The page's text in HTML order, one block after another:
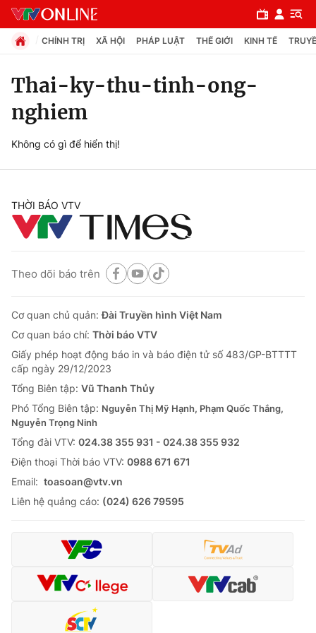
Chuyên mục
Chính trị
Pháp luật
Tin tức
Thế giới đó đây
Câu chuyện quốc tế
Kinh tế
Tài chính
Thị trường
Góc doanh nghiệp
Dữ liệu và đời sống
Truyền hình
Phim VTV
Hậu trường
Giải trí
Điện ảnh
Đời sống
Chất lượng cuộc sống
Giáo dục
Tuyển sinh
Học trực tuyến
Công nghệ
Hitech Công nghệ tương lai
CHÍNH TRỊ XÃ HỘI PHÁP LUẬT THẾ GIỚI KINH TẾ
Thai-ky-thu-tinh-ong-
nghiem
Không có gì để hiển thị!
THỜI BÁO VTV
Theo dõi báo trên
Cơ quan chủ quản:Đài Truyền hình Việt Nam
Cơ quan báo chí: Thời báo VTV
Giấy phép hoạt động báo in và báo điện tử số 483/GP-BTTTT
cấp ngày 29/12/2023
Tổng Biên tập: Vũ Thanh Thủy
Phó Tổng Biên tập: Nguyễn Thị Mỹ Hạnh, Phạm Quốc Thắng,
Nguyễn Trọng Ninh
Tổng đài VTV: 024.38 355 931 - 024.38 355 932
Ðiện thoại Thời báo VTV: 0988 671 671
Email: toasoan@vtv.vn
Liên hệ quảng cáo: (024) 626 79595